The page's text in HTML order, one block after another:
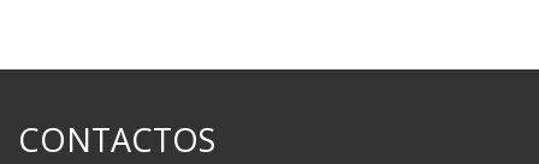
CONTACTOS